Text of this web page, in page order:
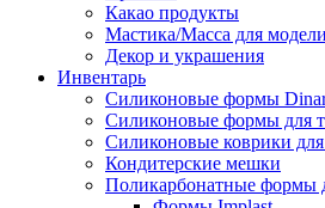
Какао продукты
Мастика/Масса для
Декор и украшения
Инвентарь
Силиконовые формы
Силиконовые формы для
Силиконовые коврики
Кондитерские мешки
Поликарбонатные формы